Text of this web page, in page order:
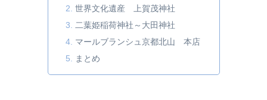
世界文化遺産 上賀茂神社
二葉姫稲荷神社～大田神社
マールブランシュ京都北山 本店
まとめ